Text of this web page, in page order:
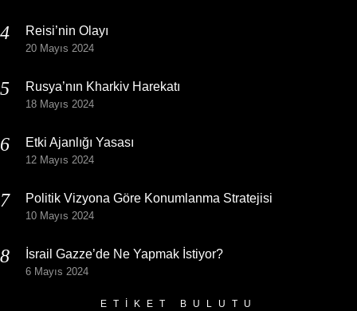
Reisi’nin Olayı
20 Mayıs 2024
Rusya’nın Kharkiv Harekatı
18 Mayıs 2024
Etki Ajanlığı Yasası
12 Mayıs 2024
Politik Vizyona Göre Konumlanma Stratejisi
10 Mayıs 2024
İsrail Gazze’de Ne Yapmak İstiyor?
6 Mayıs 2024
ETIKET BULUTU